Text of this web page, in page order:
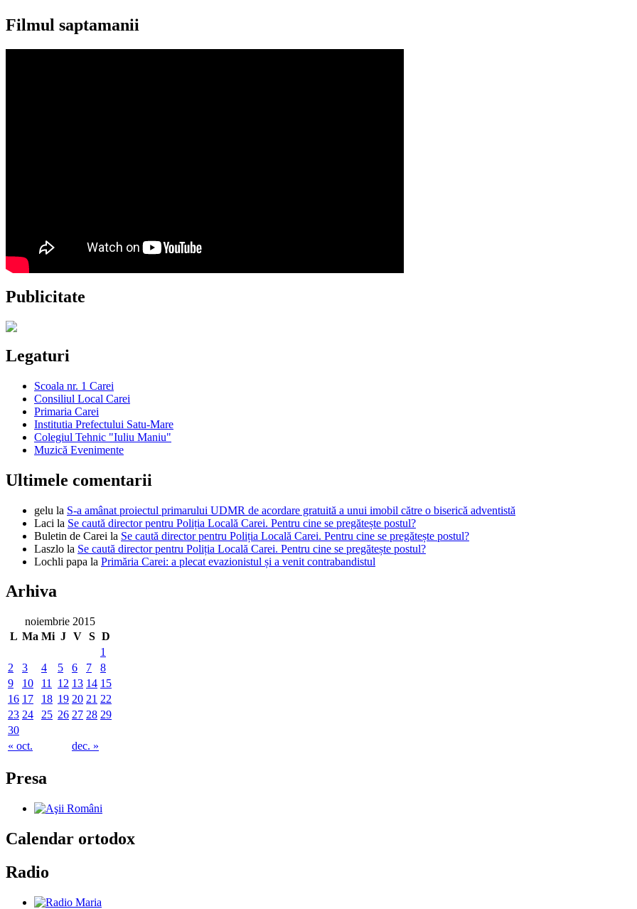
Filmul saptamanii
Publicitate
Legaturi
Scoala nr. 1 Carei
Consiliul Local Carei
Primaria Carei
Institutia Prefectului Satu-Mare
Colegiul Tehnic "Iuliu Maniu"
Muzică Evenimente
Ultimele comentarii
gelu la S-a amânat proiectul primarului UDMR de acordare gratuită a unui imobil către o biserică adventistă
Laci la Se caută director pentru Poliția Locală Carei. Pentru cine se pregătește postul?
Buletin de Carei la Se caută director pentru Poliția Locală Carei. Pentru cine se pregătește postul?
Laszlo la Se caută director pentru Poliția Locală Carei. Pentru cine se pregătește postul?
Lochli papa la Primăria Carei: a plecat evazionistul și a venit contrabandistul
Arhiva
noiembrie 2015
L Ma Mi J V S D
« oct. dec. »
1
2
3 4 5 6 7
8
9
10 11 12 13 14 15
16 17 18 19 20 21 22
23 24 25 26 27 28 29
30
Presa
Calendar ortodox
Radio